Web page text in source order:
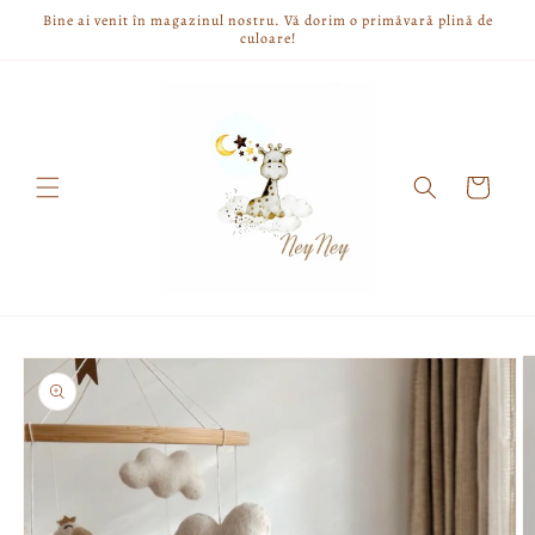
Skip to
Bine ai venit în magazinul nostru. Vă dorim o primăvară plină de
culoare!
Cart
Skip to
product
information